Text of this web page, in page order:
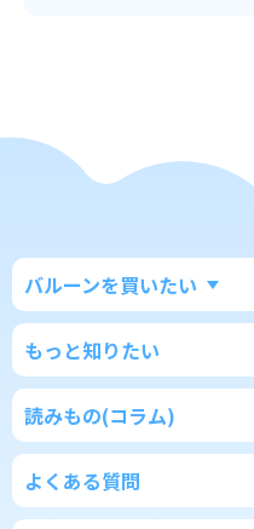
バルーンを買いたい
もっと知りたい
読みもの(コラム)
よくある質問